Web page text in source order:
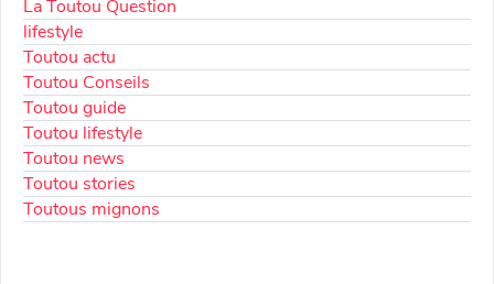
La Toutou Question
lifestyle
Toutou actu
Toutou Conseils
Toutou guide
Toutou lifestyle
Toutou news
Toutou stories
Toutous mignons